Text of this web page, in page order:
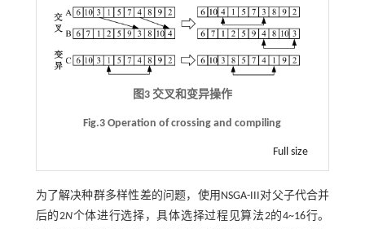
图3 交叉和变异操作
Fig.3 Operation of crossing and compiling
Full size
为了解决种群多样性差的问题，使用NSGA-III对父子代合并
后的2N个体进行选择，具体选择过程见算法2的4~16行。